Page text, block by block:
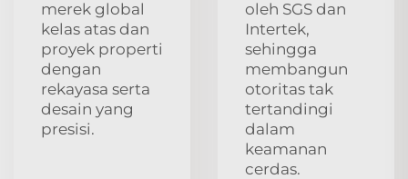
merek global
kelas atas dan
proyek properti
dengan
rekayasa serta
desain yang
presisi.
oleh SGS dan
Intertek,
sehingga
membangun
otoritas tak
tertandingi
dalam
keamanan
cerdas.